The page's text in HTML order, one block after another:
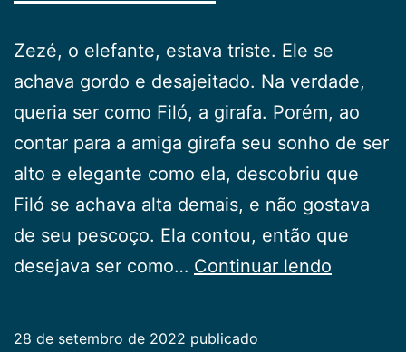
Zezé, o elefante, estava triste. Ele se
achava gordo e desajeitado. Na verdade,
queria ser como Filó, a girafa. Porém, ao
contar para a amiga girafa seu sonho de ser
alto e elegante como ela, descobriu que
Filó se achava alta demais, e não gostava
de seu pescoço. Ela contou, então que
desejava ser como… Continuar lendo
28 de setembro de 2022 publicado